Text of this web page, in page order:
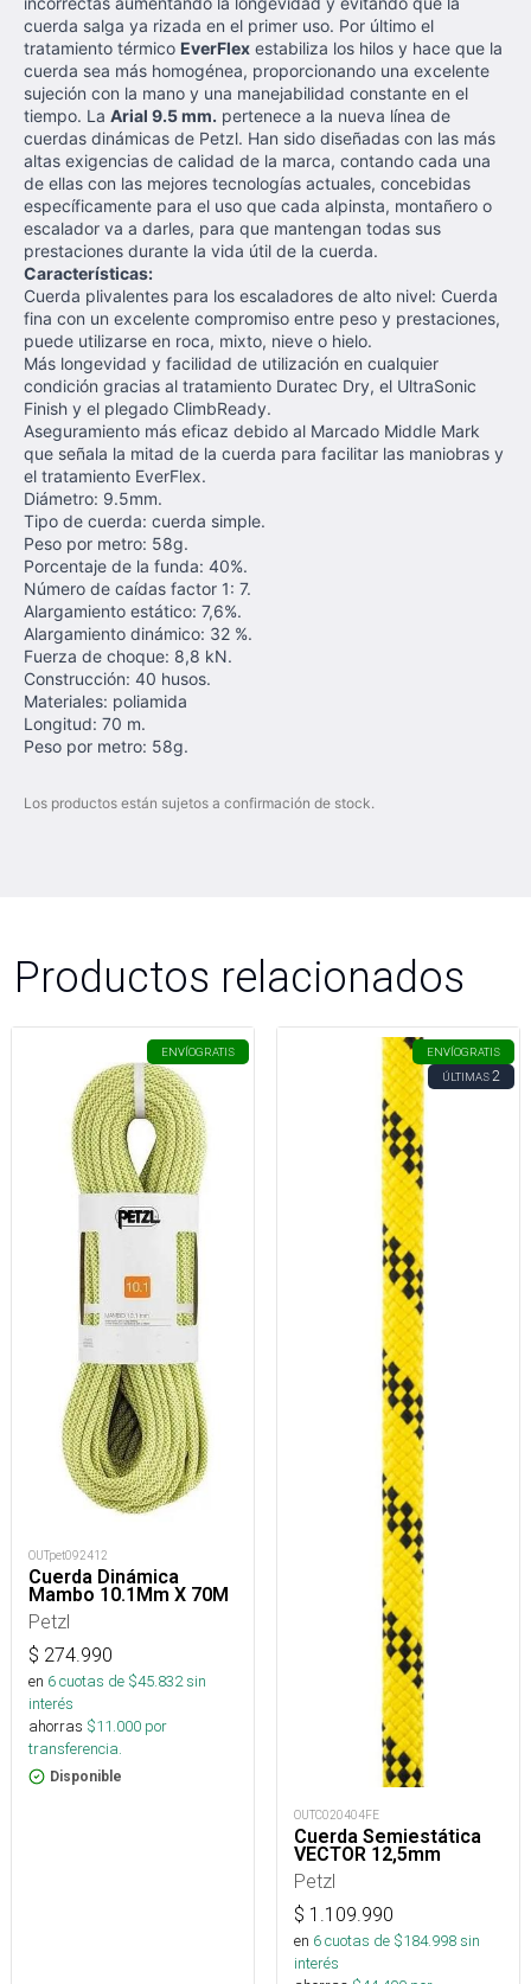
cuerda salga ya rizada en el primer uso. Por último el
tratamiento térmico EverFlex estabiliza los hilos y hace que la
cuerda sea más homogénea, proporcionando una excelente
sujeción con la mano y una manejabilidad constante en el
tiempo. La Arial 9.5 mm. pertenece a la nueva línea de
cuerdas dinámicas de Petzl. Han sido diseñadas con las más
altas exigencias de calidad de la marca, contando cada una
de ellas con las mejores tecnologías actuales, concebidas
específicamente para el uso que cada alpinsta, montañero o
escalador va a darles, para que mantengan todas sus
prestaciones durante la vida útil de la cuerda.
Características:
Cuerda plivalentes para los escaladores de alto nivel: Cuerda
fina con un excelente compromiso entre peso y prestaciones,
puede utilizarse en roca, mixto, nieve o hielo.
Más longevidad y facilidad de utilización en cualquier
condición gracias al tratamiento Duratec Dry, el UltraSonic
Finish y el plegado ClimbReady.
Aseguramiento más eficaz debido al Marcado Middle Mark
que señala la mitad de la cuerda para facilitar las maniobras y
el tratamiento EverFlex.
Diámetro: 9.5mm.
Tipo de cuerda: cuerda simple.
Peso por metro: 58g.
Porcentaje de la funda: 40%.
Número de caídas factor 1: 7.
Alargamiento estático: 7,6%.
Alargamiento dinámico: 32 %.
Fuerza de choque: 8,8 kN.
Construcción: 40 husos.
Materiales: poliamida
Longitud: 70 m.
Peso por metro: 58g.
Los productos están sujetos a confirmación de stock.
Productos relacionados
ENVÍOGRATIS
OUTpet092412
Cuerda Dinámica
Mambo 10.1Mm X 70M
Petzl
$ 274.990
en 6cuotas de $45.832sin
interés
ahorras $11.000 por
transferencia.
Disponible
ENVÍOGRATIS
ÚLTIMAS2
OUTC020404FE
Cuerda Semiestática
VECTOR 12,5mm
Petzl
$ 1.109.990
en 6cuotas de $184.998sin
interés